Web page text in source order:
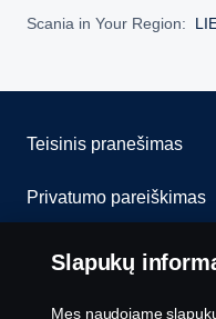
Scania in Your Region:
Teisinis pranešimas
Privatumo pareiškimas
Slapukai
Susisiekite su mumis
Slapukų
Mes naudojame